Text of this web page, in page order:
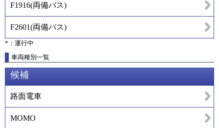
F1916(両備バス)
F2601(両備バス)
*：運行中
車両種別一覧
候補
路面電車
MOMO